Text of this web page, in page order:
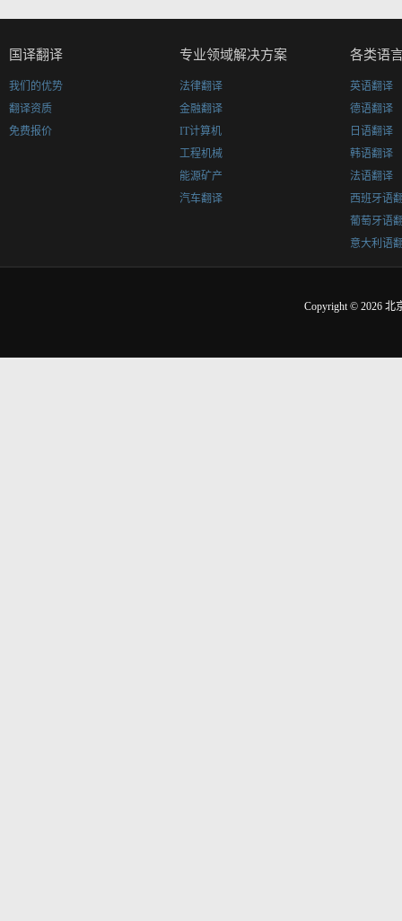
国译翻译
我们的优势
翻译资质
免费报价
专业领域解决方案
法律翻译
金融翻译
IT计算机
工程机械
能源矿产
汽车翻译
各类语
英语翻译
德语翻译
日语翻译
韩语翻译
法语翻译
西班牙语
葡萄牙语
意大利语
Copyright © 2026 北